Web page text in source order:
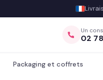
Un
02
Packaging et coffrets